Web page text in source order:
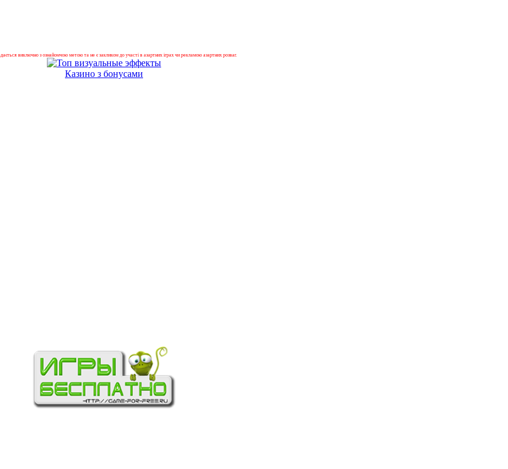
виключно з ознайомчою метою та не є закликом до участі в азартних іграх чи рекламою азартних розваг.
Казино з бонусами